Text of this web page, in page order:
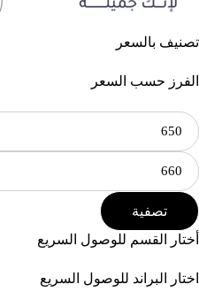
تصنيف بالسعر
الفرز حسب السعر
تصفية
أختار القسم للوصول السريع
اختار البراند للوصول السريع